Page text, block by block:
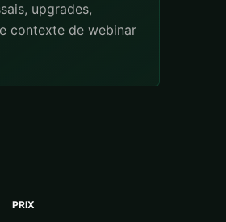
upgrades,
contexte de webinar
PRIX